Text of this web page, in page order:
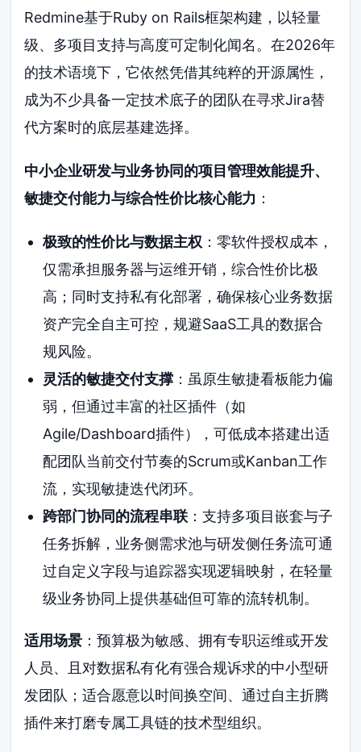
Redmine基于Ruby on Rails框架构建，以轻量
级、多项目支持与高度可定制化闻名。在2026年
的技术语境下，它依然凭借其纯粹的开源属性，
成为不少具备一定技术底子的团队在寻求Jira替
代方案时的底层基建选择。
中小企业研发与业务协同的项目管理效能提升、
敏捷交付能力与综合性价比核心能力 ：
极致的性价比与数据主权 ：零软件授权成本，
仅需承担服务器与运维开销，综合性价比极
高；同时支持私有化部署，确保核心业务数据
资产完全自主可控，规避SaaS工具的数据合
规风险。
灵活的敏捷交付支撑：虽原生敏捷看板能力偏
弱，但通过丰富的社区插件（如
Agile/Dashboard插件），可低成本搭建出适
配团队当前交付节奏的Scrum或Kanban工作
流，实现敏捷迭代闭环。
跨部门协同的流程串联：支持多项目嵌套与子
任务拆解，业务侧需求池与研发侧任务流可通
过自定义字段与追踪器实现逻辑映射，在轻量
级业务协同上提供基础但可靠的流转机制。
适用场景 ：预算极为敏感、拥有专职运维或开发
人员、且对数据私有化有强合规诉求的中小型研
发团队；适合愿意以时间换空间、通过自主折腾
插件来打磨专属工具链的技术型组织。